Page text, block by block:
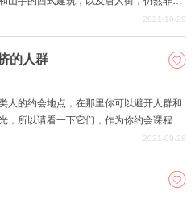
2021-10-29
的人群
人的约会地点，在那里你可以避开人群和
，所以请看一下它们，作为你约会课程的
2021-09-28